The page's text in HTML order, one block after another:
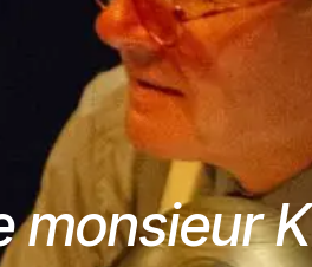
monsieur K